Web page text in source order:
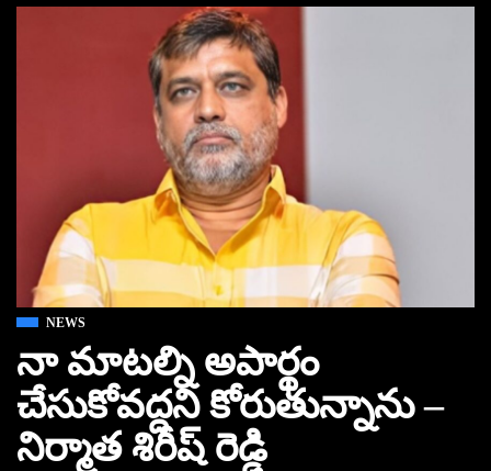
NEWS
నా మాటల్ని అపార్థం
చేసుకోవద్దని కోరుతున్నాను –
నిర్మాత శిరీష్ రెడ్డి